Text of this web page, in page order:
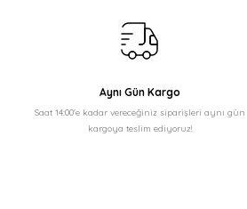
Aynı Gün Kargo
Saat 14:00'e kadar vereceğiniz siparişleri aynı gün
kargoya teslim ediyoruz!